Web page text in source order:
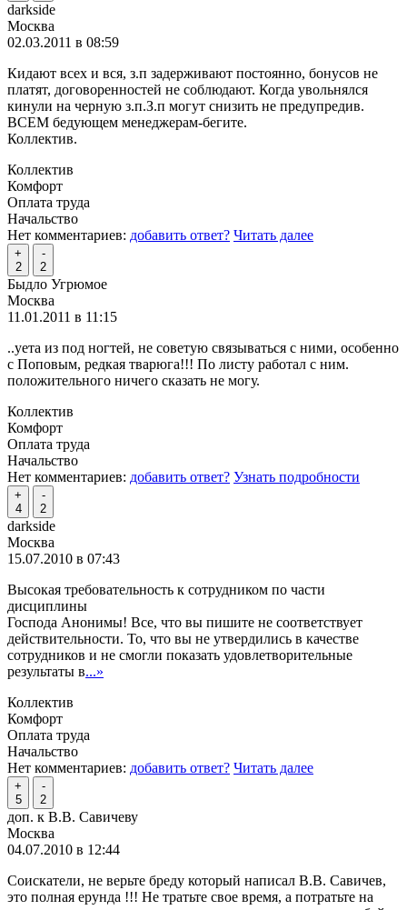
darkside
Москва
02.03.2011 в 08:59
Кидают всех и вся, з.п задерживают постоянно, бонусов не
платят, договоренностей не соблюдают. Когда увольнялся
кинули на черную з.п.З.п могут снизить не предупредив.
ВСЕМ бедующем менеджерам-бегите.
Коллектив.
Коллектив
Комфорт
Оплата труда
Начальство
Нет комментариев: добавить ответ? Читать далее
+
2
-
2
Быдло Угрюмое
Москва
11.01.2011 в 11:15
..уета из под ногтей, не советую связываться с ними, особенно
с Поповым, редкая тварюга!!! По листу работал с ним.
положительного ничего сказать не могу.
Коллектив
Комфорт
Оплата труда
Начальство
Нет комментариев: добавить ответ? Узнать подробности
+
4
-
2
darkside
Москва
15.07.2010 в 07:43
Высокая требовательность к сотрудником по части
дисциплины
Господа Анонимы! Все, что вы пишите не соответствует
действительности. То, что вы не утвердились в качестве
сотрудников и не смогли показать удовлетворительные
результаты в...»
Коллектив
Комфорт
Оплата труда
Начальство
Нет комментариев: добавить ответ? Читать далее
+
5
-
2
доп. к В.В. Савичеву
Москва
04.07.2010 в 12:44
Соискатели, не верьте бреду который написал В.В. Савичев,
это полная ерунда !!! Не тратьте свое время, а потратьте на